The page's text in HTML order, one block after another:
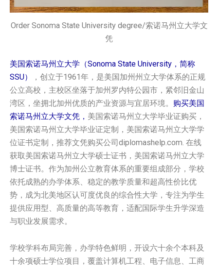
Order Sonoma State University degree/索诺马州立大学文
凭
美国索诺马州立大学（Sonoma State University，简称
SSU）
，创立于1961年，是美国加州州立大学体系的正规
公立高校，主校区坐落于加州罗内特公园市，紧邻旧金山
湾区，坐拥北加州优质的产业资源与宜居环境。 购买美国
索诺马州立大学文凭， 美国索诺马州立大学毕业证购买，
美国索诺马州立大学毕业证定制，美国索诺马州立大学学
位证书定制，推荐文凭购买公司diplomashelp.com. 在线
获取美国索诺马州立大学硕士证书，美国索诺马州立大学
博士证书。作为加州公立教育体系的重要组成部分，学校
依托成熟的办学体系、稳定的教学质量和超高性价比优
势，成为北美地区认可度优良的综合性大学，专注为学生
提供应用型、高质量的高等教育，适配国际学生升学深造
与职业发展需求。
学校学科布局完善，办学特色鲜明，开设六十余个本科及
十余项硕士学位项目，覆盖计算机工程、电子信息、工商